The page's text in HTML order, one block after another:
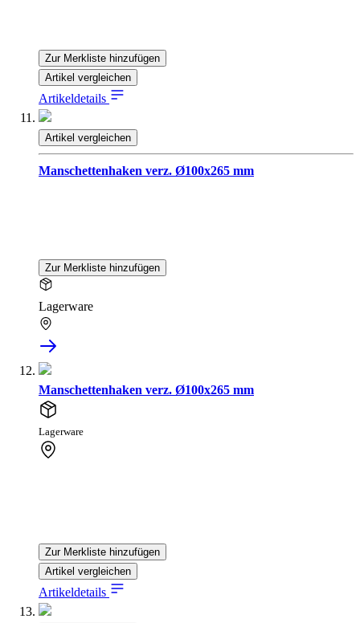
Zur Merkliste hinzufügen
Artikel vergleichen
Artikeldetails
Artikel vergleichen
Manschettenhaken verz. Ø100x265 mm
Zur Merkliste hinzufügen
Lagerware
Manschettenhaken verz. Ø100x265 mm
Lagerware
Zur Merkliste hinzufügen
Artikel vergleichen
Artikeldetails